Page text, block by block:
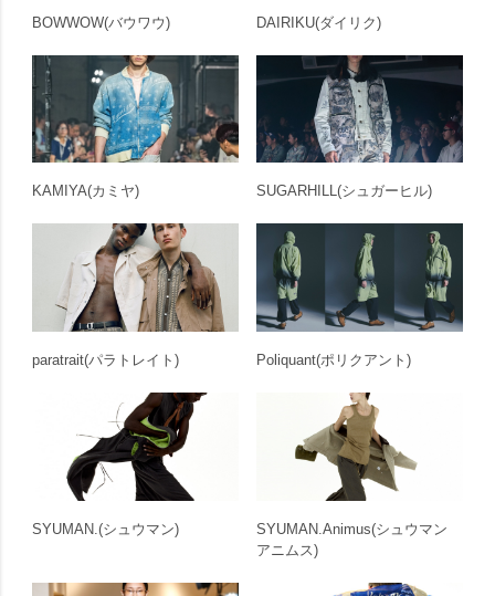
BOWWOW(バウワウ) DAIRIKU(ダイリク)
KAMIYA(カミヤ) SUGARHILL(シュガーヒル)
paratrait(パラトレイト) Poliquant(ポリクアント)
SYUMAN.(シュウマン) SYUMAN.Animus(シュウマン
アニムス)